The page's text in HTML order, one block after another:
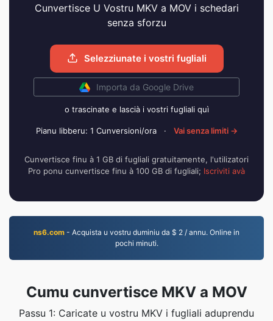
Cunvertisce U Vostru MKV a MOV i schedari
senza sforzu
Selezziunate i vostri fugliali
Importa da Google Drive
o trascinate e lascià i vostri fugliali quì
Pianu libberu: 1 Cunversioni/ora · Vai senza limiti →
Cunvertisce finu à 1 GB di fugliali gratuitamente, l'utilizatori
Pro ponu cunvertisce finu à 100 GB di fugliali; Iscriviti avà
ns6.com - Acquista u vostru duminiu da $ 2 / annu. Online in
pochi minuti.
Cumu cunvertisce MKV a MOV
Passu 1: Caricate u vostru MKV i fugliali aduprendu